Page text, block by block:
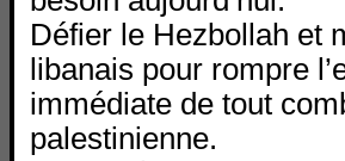
Défier le Hezbollah et
libanais pour rompre
immédiate de tout
palestinienne.